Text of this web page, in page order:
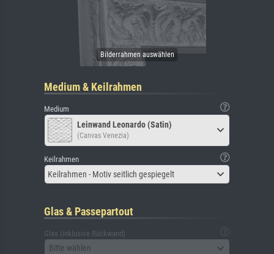
Medium & Keilrahmen
Medium
Leinwand Leonardo (Satin)
(Canvas Venezia)
Keilrahmen
Keilrahmen - Motiv seitlich gespiegelt
Glas & Passepartout
Glas (inklusive Rückwand)
Bitte wählen